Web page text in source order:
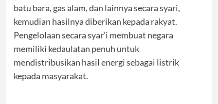
batu bara, gas alam, dan lainnya secara syari,
kemudian hasilnya diberikan kepada rakyat.
Pengelolaan secara syar’i membuat negara
memiliki kedaulatan penuh untuk
mendistribusikan hasil energi sebagai listrik
kepada masyarakat.